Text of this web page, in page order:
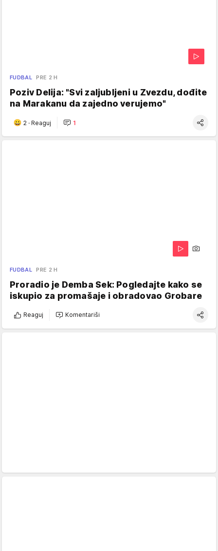
FUDBAL PRE 2 H
Poziv Delija: "Svi zaljubljeni u Zvezdu, dođite
na Marakanu da zajedno verujemo"
2 · Reaguj 1
FUDBAL PRE 2 H
Proradio je Demba Sek: Pogledajte kako se
iskupio za promašaje i obradovao Grobare
Reaguj Komentariši